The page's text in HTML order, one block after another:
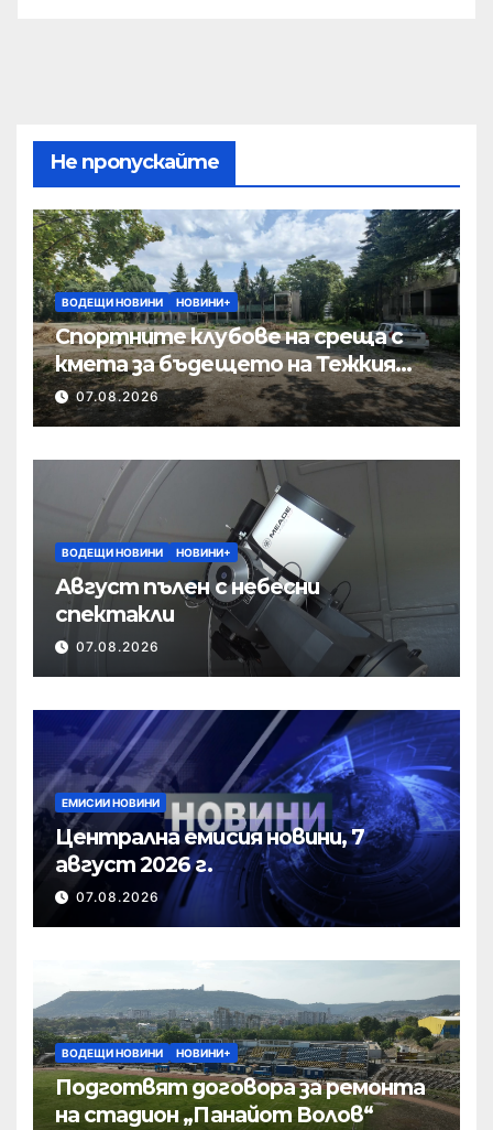
Не пропускайте
ВОДЕЩИ НОВИНИ НОВИНИ+
Спортните клубове на среща с
кмета за бъдещето на Тежкия
полк
07.08.2026
ВОДЕЩИ НОВИНИ НОВИНИ+
Август пълен с небесни
спектакли
07.08.2026
ЕМИСИИ НОВИНИ
Централна емисия новини, 7
август 2026 г.
07.08.2026
ВОДЕЩИ НОВИНИ НОВИНИ+
Подготвят договора за ремонта
на стадион „Панайот Волов“